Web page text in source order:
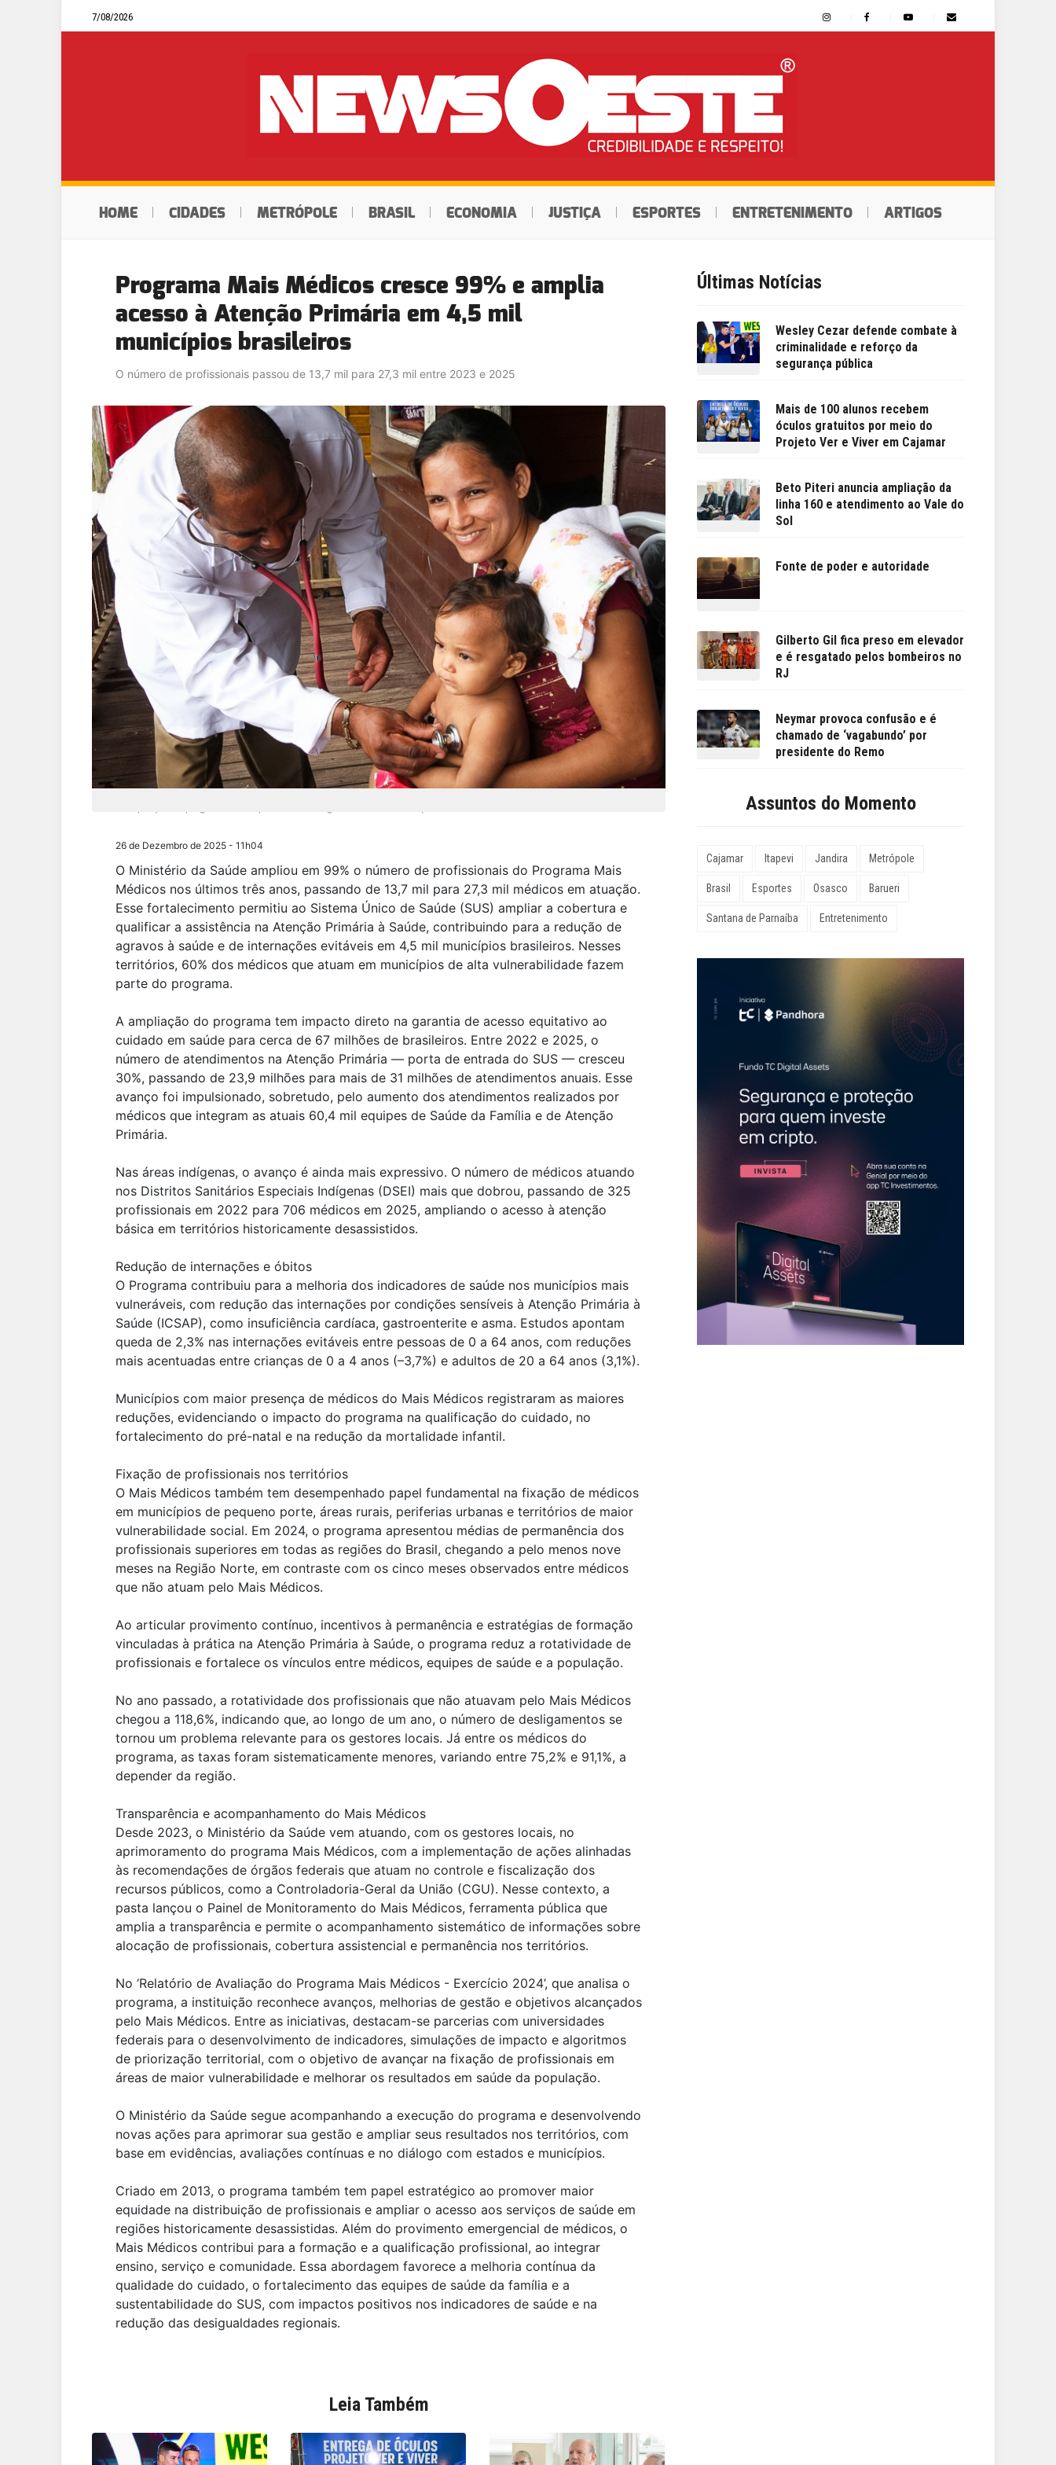
7/08/2026
HOME CIDADES METRÓPOLE BRASIL ECONOMIA JUSTIÇA ESPORTES ENTRETENIMENTO ARTIGOS
Programa Mais Médicos cresce 99% e amplia
acesso à Atenção Primária em 4,5 mil
municípios brasileiros
O número de profissionais passou de 13,7 mil para 27,3 mil entre 2023 e 2025
26 de Dezembro de 2025 - 11h04
O Ministério da Saúde ampliou em 99% o número de profissionais do Programa Mais
Médicos nos últimos três anos, passando de 13,7 mil para 27,3 mil médicos em atuação.
Esse fortalecimento permitiu ao Sistema Único de Saúde (SUS) ampliar a cobertura e
qualificar a assistência na Atenção Primária à Saúde, contribuindo para a redução de
agravos à saúde e de internações evitáveis em 4,5 mil municípios brasileiros. Nesses
territórios, 60% dos médicos que atuam em municípios de alta vulnerabilidade fazem
parte do programa.
A ampliação do programa tem impacto direto na garantia de acesso equitativo ao
cuidado em saúde para cerca de 67 milhões de brasileiros. Entre 2022 e 2025, o
número de atendimentos na Atenção Primária — porta de entrada do SUS — cresceu
30%, passando de 23,9 milhões para mais de 31 milhões de atendimentos anuais. Esse
avanço foi impulsionado, sobretudo, pelo aumento dos atendimentos realizados por
médicos que integram as atuais 60,4 mil equipes de Saúde da Família e de Atenção
Primária.
Nas áreas indígenas, o avanço é ainda mais expressivo. O número de médicos atuando
nos Distritos Sanitários Especiais Indígenas (DSEI) mais que dobrou, passando de 325
profissionais em 2022 para 706 médicos em 2025, ampliando o acesso à atenção
básica em territórios historicamente desassistidos.
Redução de internações e óbitos
O Programa contribuiu para a melhoria dos indicadores de saúde nos municípios mais
vulneráveis, com redução das internações por condições sensíveis à Atenção Primária à
Saúde (ICSAP), como insuficiência cardíaca, gastroenterite e asma. Estudos apontam
queda de 2,3% nas internações evitáveis entre pessoas de 0 a 64 anos, com reduções
mais acentuadas entre crianças de 0 a 4 anos (–3,7%) e adultos de 20 a 64 anos (3,1%).
Municípios com maior presença de médicos do Mais Médicos registraram as maiores
reduções, evidenciando o impacto do programa na qualificação do cuidado, no
fortalecimento do pré-natal e na redução da mortalidade infantil.
Fixação de profissionais nos territórios
O Mais Médicos também tem desempenhado papel fundamental na fixação de médicos
em municípios de pequeno porte, áreas rurais, periferias urbanas e territórios de maior
vulnerabilidade social. Em 2024, o programa apresentou médias de permanência dos
profissionais superiores em todas as regiões do Brasil, chegando a pelo menos nove
meses na Região Norte, em contraste com os cinco meses observados entre médicos
que não atuam pelo Mais Médicos.
Ao articular provimento contínuo, incentivos à permanência e estratégias de formação
vinculadas à prática na Atenção Primária à Saúde, o programa reduz a rotatividade de
profissionais e fortalece os vínculos entre médicos, equipes de saúde e a população.
No ano passado, a rotatividade dos profissionais que não atuavam pelo Mais Médicos
chegou a 118,6%, indicando que, ao longo de um ano, o número de desligamentos se
tornou um problema relevante para os gestores locais. Já entre os médicos do
programa, as taxas foram sistematicamente menores, variando entre 75,2% e 91,1%, a
depender da região.
Transparência e acompanhamento do Mais Médicos
Desde 2023, o Ministério da Saúde vem atuando, com os gestores locais, no
aprimoramento do programa Mais Médicos, com a implementação de ações alinhadas
às recomendações de órgãos federais que atuam no controle e fiscalização dos
recursos públicos, como a Controladoria-Geral da União (CGU). Nesse contexto, a
pasta lançou o Painel de Monitoramento do Mais Médicos, ferramenta pública que
amplia a transparência e permite o acompanhamento sistemático de informações sobre
alocação de profissionais, cobertura assistencial e permanência nos territórios.
No ‘Relatório de Avaliação do Programa Mais Médicos - Exercício 2024’, que analisa o
programa, a instituição reconhece avanços, melhorias de gestão e objetivos alcançados
pelo Mais Médicos. Entre as iniciativas, destacam-se parcerias com universidades
federais para o desenvolvimento de indicadores, simulações de impacto e algoritmos
de priorização territorial, com o objetivo de avançar na fixação de profissionais em
áreas de maior vulnerabilidade e melhorar os resultados em saúde da população.
O Ministério da Saúde segue acompanhando a execução do programa e desenvolvendo
novas ações para aprimorar sua gestão e ampliar seus resultados nos territórios, com
base em evidências, avaliações contínuas e no diálogo com estados e municípios.
Criado em 2013, o programa também tem papel estratégico ao promover maior
equidade na distribuição de profissionais e ampliar o acesso aos serviços de saúde em
regiões historicamente desassistidas. Além do provimento emergencial de médicos, o
Mais Médicos contribui para a formação e a qualificação profissional, ao integrar
ensino, serviço e comunidade. Essa abordagem favorece a melhoria contínua da
qualidade do cuidado, o fortalecimento das equipes de saúde da família e a
sustentabilidade do SUS, com impactos positivos nos indicadores de saúde e na
redução das desigualdades regionais.
Leia Também
Últimas Notícias
Wesley Cezar defende combate à
criminalidade e reforço da
segurança pública
Mais de 100 alunos recebem
óculos gratuitos por meio do
Projeto Ver e Viver em Cajamar
Beto Piteri anuncia ampliação da
linha 160 e atendimento ao Vale do
Sol
Fonte de poder e autoridade
Gilberto Gil fica preso em elevador
e é resgatado pelos bombeiros no
RJ
Neymar provoca confusão e é
chamado de ‘vagabundo’ por
presidente do Remo
Assuntos do Momento
Cajamar Itapevi Jandira Metrópole
Brasil Esportes Osasco Barueri
Santana de Parnaíba Entretenimento